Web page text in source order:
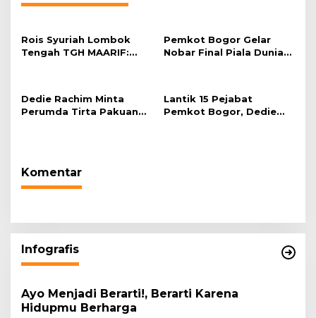
Rois Syuriah Lombok
Tengah TGH MAARIF:
Pemkot Bogor Gelar
Nobar Final Piala Dunia
Dedie Rachim Minta
Perumda Tirta Pakuan
Lantik 15 Pejabat
Pemkot Bogor, Dedie
Komentar
Infografis
Ayo Menjadi Berarti!, Berarti Karena
Hidupmu Berharga